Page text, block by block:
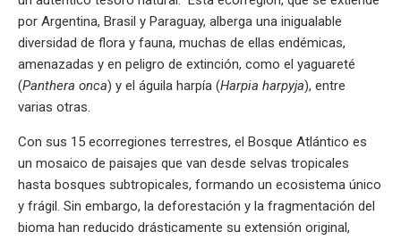
por Argentina, Brasil y Paraguay, alberga una inigualable
diversidad de flora y fauna, muchas de ellas endémicas,
amenazadas y en peligro de extinción, como el yaguareté
(Panthera onca) y el águila harpía (Harpia harpyja), entre
varias otras.
Con sus 15 ecorregiones terrestres, el Bosque Atlántico es
un mosaico de paisajes que van desde selvas tropicales
hasta bosques subtropicales, formando un ecosistema único
y frágil. Sin embargo, la deforestación y la fragmentación del
bioma han reducido drásticamente su extensión original,